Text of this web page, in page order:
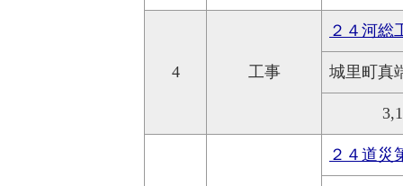
4 工事
２４河
城里町真
２４道